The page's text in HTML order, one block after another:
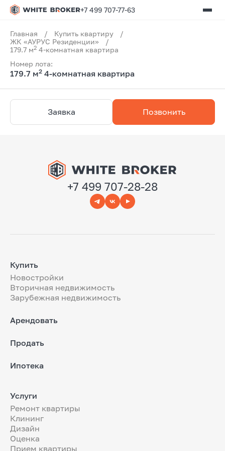
+7 499 707-77-63
Главная / Купить квартиру
/
ЖК «АУРУС Резиденции»
/
179.7 м2 4-комнатная квартира
Номер лота:
179.7 м2 4-комнатная квартира
Заявка Позвонить
+7 499 707-28-28
Купить
Новостройки
Вторичная недвижимость
Зарубежная недвижимость
Арендовать
Продать
Ипотека
Услуги
Ремонт квартиры
Клининг
Дизайн
Оценка
Прием квартиры